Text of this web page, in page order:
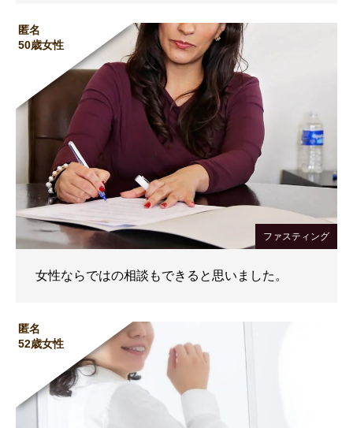
匿名
50歳女性
ファスティング
女性ならではの相談もできると思いました。
匿名
52歳女性